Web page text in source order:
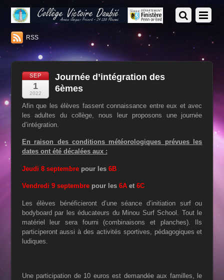
RSS
SEP
1
2022
Journée d’intégration des
6èmes
Afin que les élèves fassent connaissance entre eux et avec
les adultes du collège, nous leur proposons une journée
d’intégration.
En raison des conditions météorologiques prévues les
dates ont été décalées aux :
Jeudi 8 septembrepour les 6B
Vendredi 9 septembrepour les 6Aet 6C
Les élèves bénéficieront d’une séance d’initiation surf ou
bodyboard par les éducateurs du Minou Surf School. Tout le
matériel leur sera fourni (combinaisons et planches). Ils
participeront aussi à des activités sportives, pédagogiques et
ludiques.
Une participation de 10 euros est demandée aux familles, le